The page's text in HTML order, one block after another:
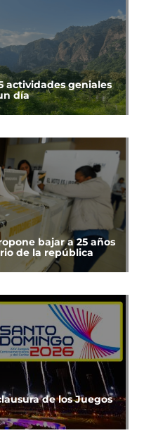
actividades geniales
día
bajar a 25 años
de la república
de los Juegos